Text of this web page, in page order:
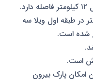
سه خواب با متراژ 160 متر در طبقه اول ویلا سه
شده است.
امکان پارک بیرون